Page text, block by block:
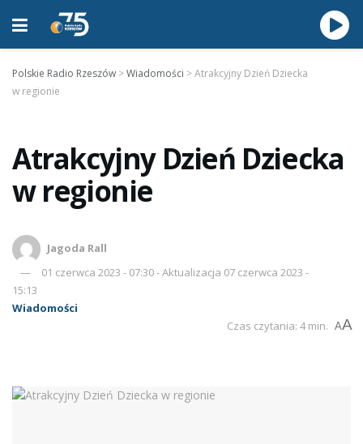
Polskie Radio Rzeszów >Wiadomości >Atrakcyjny Dzień Dziecka
w regionie
Atrakcyjny Dzień Dziecka
w regionie
Jagoda Rall
01 czerwca 2023 - 07:30 - Aktualizacja 07 czerwca 2023 -
15:13
Wiadomości
Czas czytania: 4 min. AA